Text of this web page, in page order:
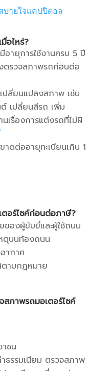
บายใจแคปปิตอล
เมื่อไหร่?
อายุการใช้งานครบ 5 ปี
ตรวจสภาพรถก่อนต่อ
ปลี่ยนแปลงสภาพ เช่น
เปลี่ยนสีรถ เพิ่ม
เรื่องการแต่งรถที่ไม่ผิ
าดต่ออายุทะเบียนเกิน 1
อร์ไซค์ก่อนต่อภาษี?
องผู้ขับขี่และผู้ใช้ถนน
ตุบนท้องถนน
ากาศ
ตามกฎหมาย
สภาพรถมอเตอร์ไซค์
าชน
าธรรมเนียม ตรวจสภาพ